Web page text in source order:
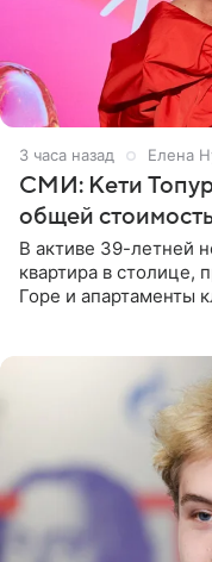
3 часа назад Елена
СМИ: Кети
общей
В активе 39-летней
квартира в столице,
Горе и апартаменты